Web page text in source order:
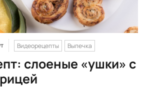
Видеорецепты Выпечка
слоеные «ушки» с